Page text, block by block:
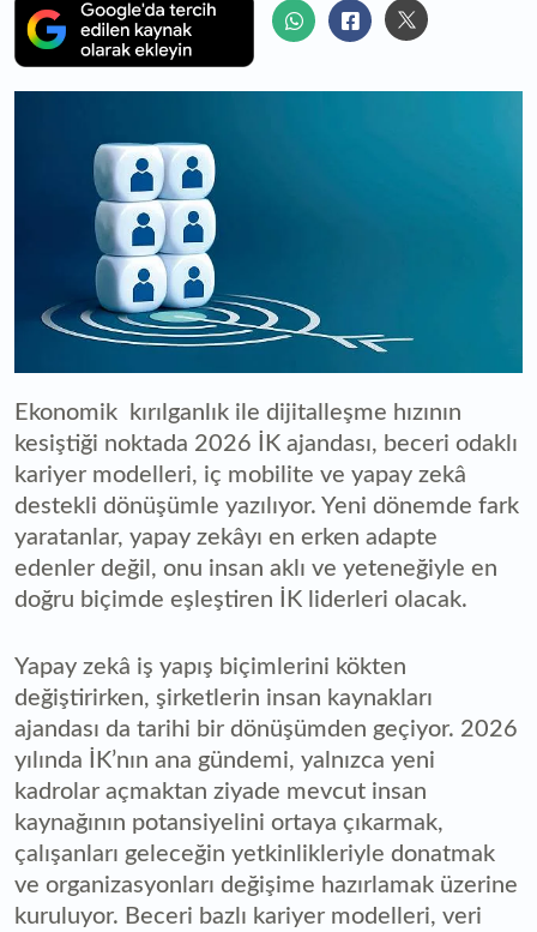
Ekonomik kırılganlık ile dijitalleşme hızının
kesiştiği noktada 2026 İK ajandası, beceri odaklı
kariyer modelleri, iç mobilite ve yapay zekâ
destekli dönüşümle yazılıyor. Yeni dönemde fark
yaratanlar, yapay zekâyı en erken adapte
edenler değil, onu insan aklı ve yeteneğiyle en
doğru biçimde eşleştiren İK liderleri olacak.
Yapay zekâ iş yapış biçimlerini kökten
değiştirirken, şirketlerin insan kaynakları
ajandası da tarihi bir dönüşümden geçiyor. 2026
yılında İK’nın ana gündemi, yalnızca yeni
kadrolar açmaktan ziyade mevcut insan
kaynağının potansiyelini ortaya çıkarmak,
çalışanları geleceğin yetkinlikleriyle donatmak
ve organizasyonları değişime hazırlamak üzerine
kuruluyor. Beceri bazlı kariyer modelleri, veri